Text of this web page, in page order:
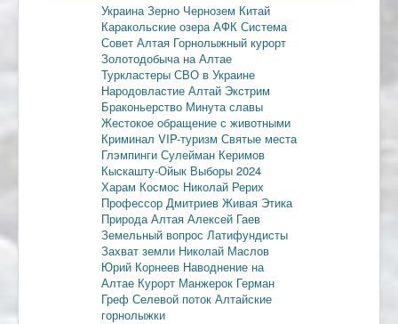
Украина Зерно Чернозем Китай
Каракольские озера АФК Система
Совет Алтая Горнолыжный курорт
Золотодобыча на Алтае
Туркластеры СВО в Украине
Народовластие Алтай Экстрим
Браконьерство Минута славы
Жестокое обращение с животными
Криминал VIP-туризм Святые места
Глэмпинги Сулейман Керимов
Кыскашту-Ойык Выборы 2024
Харам Космос Николай Рерих
Профессор Дмитриев Живая Этика
Природа Алтая Алексей Гаев
Земельный вопрос Латифундисты
Захват земли Николай Маслов
Юрий Корнеев Наводнение на
Алтае Курорт Манжерок Герман
Греф Селевой поток Алтайские
горнолыжки